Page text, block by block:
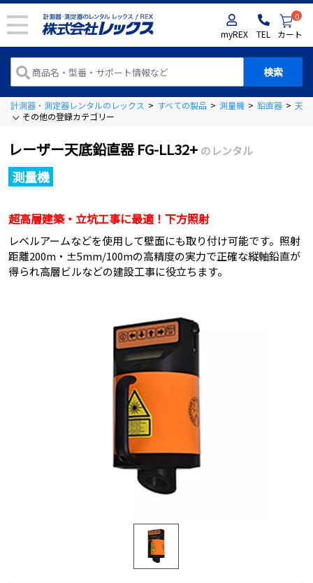
myREX TEL
0
カート
計測器・測定器レンタルのレックス > すべての製品 > 測量機 > 鉛直器 > 天
その他の登録カテゴリー
レーザー天底鉛直器 FG-LL32+ のレンタル
測量機
超高層建築・立坑工事に最適！下方照射
レベルアームなどを使用して壁面にも取り付け可能です。照射
距離200m・±5mm/100mの高精度の実力で正確な縦軸鉛直が
得られ高層ビルなどの建設工事に役立ちます。